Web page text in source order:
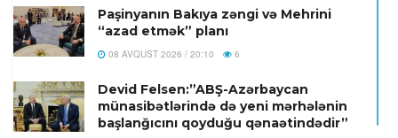
Paşinyanın Bakıya zəngi və Mehrini
“azad etmək” planı
08 AVQUST 2026 / 20:10 6
Devid Felsen:”ABŞ-Azərbaycan
münasibətlərində də yeni mərhələnin
başlanğıcını qoyduğu qənaətindədir”